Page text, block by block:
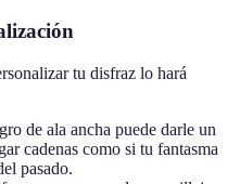
tu disfraz lo hará
de ala ancha puede darle un
cadenas como si tu fantasma
pasado.